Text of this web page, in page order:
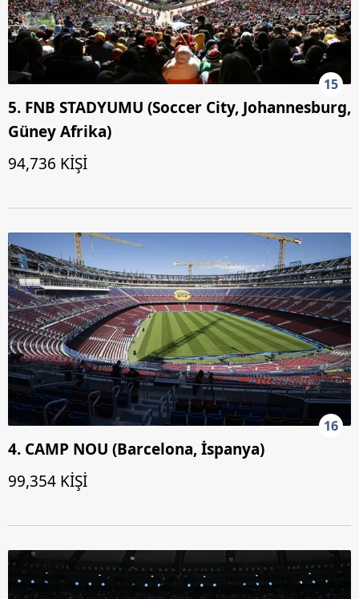
15
5. FNB STADYUMU (Soccer City, Johannesburg,
Güney Afrika)
94,736 KİŞİ
16
4. CAMP NOU (Barcelona, İspanya)
99,354 KİŞİ